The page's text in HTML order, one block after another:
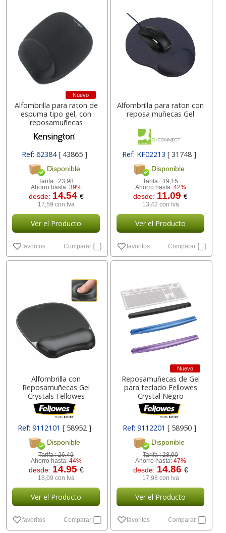
Nuevo
Alfombrilla para raton de
espuma tipo gel, con
reposamuñecas
Ref: 62384[ 43865 ]
Disponible
Tarifa :23,98
Ahorro hasta: 39%
desde: 14.54 €
17,59 con Iva
Ver el Producto
favoritos Comparar
Alfombrilla para raton con
reposa muñecas Gel
Ref: KF02213 [ 31748 ]
Disponible
Tarifa :19,15
Ahorro hasta: 42%
desde: 11.09€
13,42 con Iva
Ver el Producto
favoritos Comparar
Alfombrilla con
Reposamuñecas Gel
Crystals Fellowes
Ref: 9112101[ 58952 ]
Disponible
Tarifa :26,49
Ahorro hasta: 44%
desde: 14.95 €
18,09 con Iva
Ver el Producto
favoritos Comparar
Nuevo
Reposamuñecas de Gel
para teclado Fellowes
Crystal Negro
Ref: 9112201 [ 58950 ]
Disponible
Tarifa :28,00
Ahorro hasta: 47%
desde: 14.86 €
17,98 con Iva
Ver el Producto
favoritos Comparar